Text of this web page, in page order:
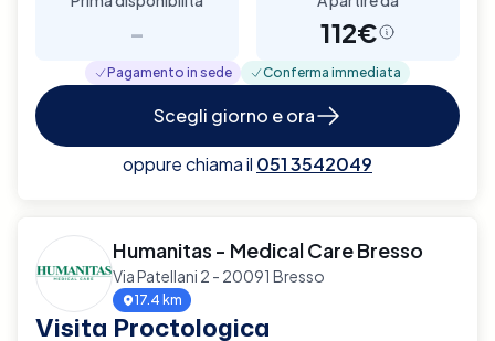
- 112€
Pagamento in sede Conferma immediata
Scegli giorno e ora
oppure chiama il 051 3542049
Humanitas - Medical Care Bresso
Via Patellani 2 - 20091 Bresso
17.4 km
Visita Proctologica